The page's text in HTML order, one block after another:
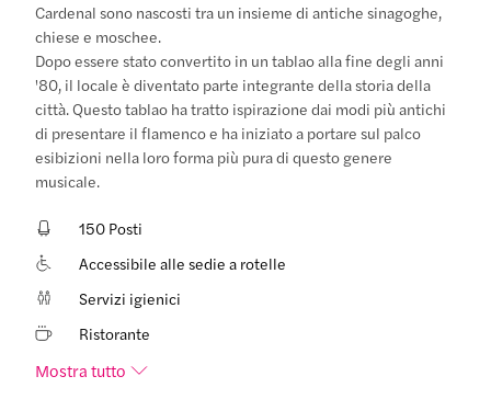
Cardenal sono nascosti tra un insieme di antiche sinagoghe,
chiese e moschee.
Dopo essere stato convertito in un tablao alla fine degli anni
'80, il locale è diventato parte integrante della storia della
città. Questo tablao ha tratto ispirazione dai modi più antichi
di presentare il flamenco e ha iniziato a portare sul palco
esibizioni nella loro forma più pura di questo genere
musicale.
150 Posti
Accessibile alle sedie a rotelle
Servizi igienici
Ristorante
Mostra tutto